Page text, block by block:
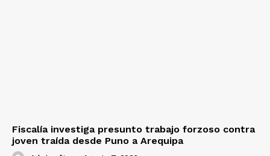
Fiscalía investiga presunto trabajo forzoso contra
joven traída desde Puno a Arequipa